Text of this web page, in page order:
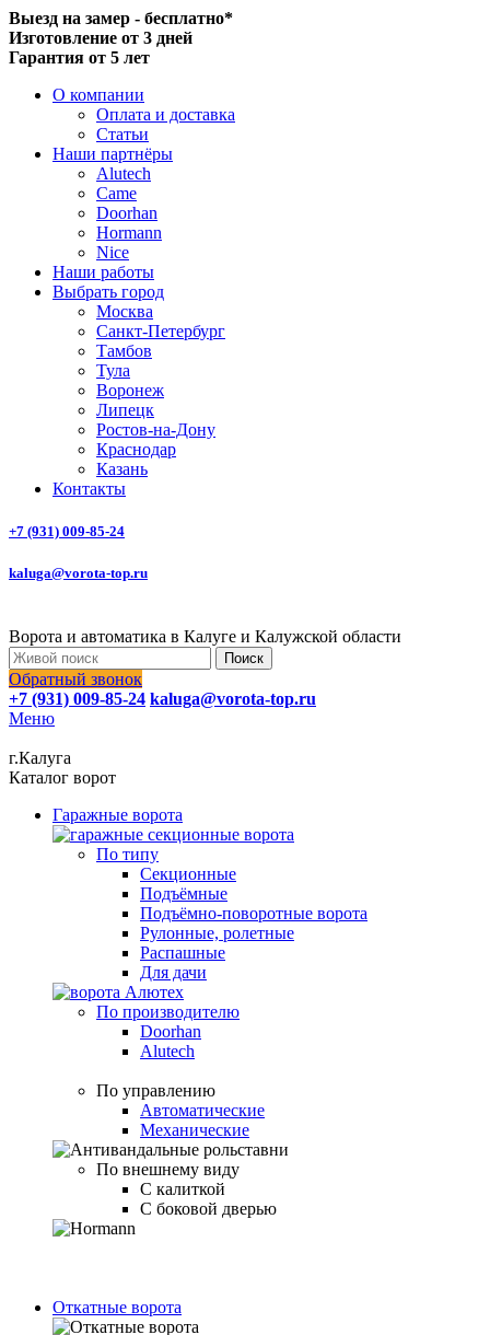
Выезд на замер - бесплатно*
Изготовление от 3 дней
Гарантия от 5 лет
О компании
Оплата и доставка
Статьи
Наши партнёры
Alutech
Came
Doorhan
Hormann
Nice
Наши работы
Выбрать город
Москва
Санкт-Петербург
Тамбов
Тула
Воронеж
Липецк
Ростов-на-Дону
Краснодар
Казань
Контакты
+7 (931) 009-85-24
kaluga@vorota-top.ru
Ворота и автоматика в Калуге и Калужской области
Поиск
Обратный звонок
+7 (931) 009-85-24 kaluga@vorota-top.ru
Меню
г.Калуга
Каталог ворот
Гаражные ворота
По типу
Секционные
Подъёмные
Подъёмно-поворотные ворота
Рулонные, ролетные
Распашные
Для дачи
По производителю
Doorhan
Alutech
По управлению
Автоматические
Механические
По внешнему виду
С калиткой
С боковой дверью
Откатные ворота